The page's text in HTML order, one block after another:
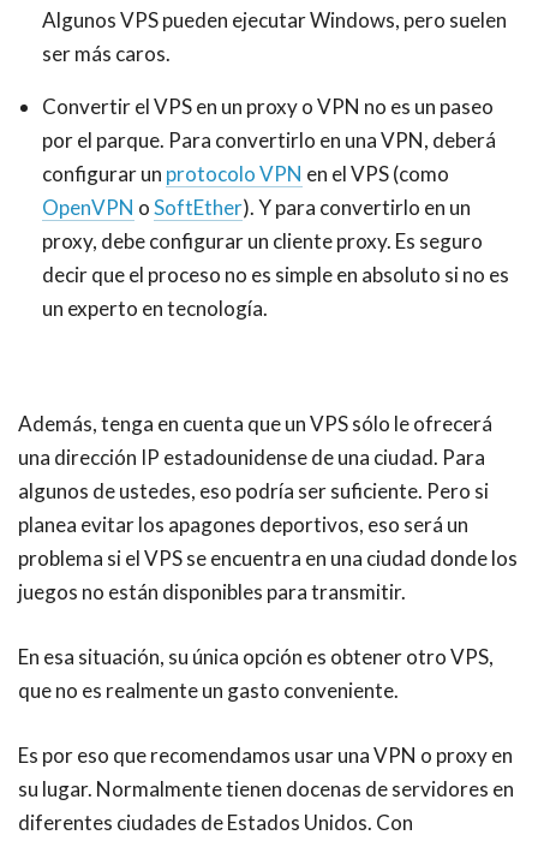
Algunos VPS pueden ejecutar Windows, pero suelen
ser más caros.
Convertir el VPS en un proxy o VPN no es un paseo
por el parque. Para convertirlo en una VPN, deberá
configurar un protocolo VPN en el VPS (como
OpenVPN oSoftEther). Y para convertirlo en un
proxy, debe configurar un cliente proxy. Es seguro
decir que el proceso no es simple en absoluto si no es
un experto en tecnología.
Además, tenga en cuenta que un VPS sólo le ofrecerá
una dirección IP estadounidense de una ciudad. Para
algunos de ustedes, eso podría ser suficiente. Pero si
planea evitar los apagones deportivos, eso será un
problema si el VPS se encuentra en una ciudad donde los
juegos no están disponibles para transmitir.
En esa situación, su única opción es obtener otro VPS,
que no es realmente un gasto conveniente.
Es por eso que recomendamos usar una VPN o proxy en
su lugar. Normalmente tienen docenas de servidores en
diferentes ciudades de Estados Unidos. Con